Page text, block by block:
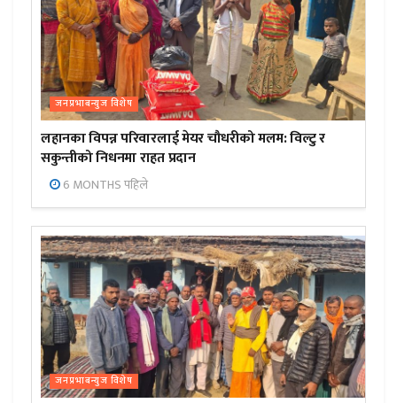
जनप्रभाबन्युज विशेष
लहानका विपन्न परिवारलाई मेयर चौधरीको मलम: विल्टु र
सकुन्तीको निधनमा राहत प्रदान
6 MONTHS पहिले
जनप्रभाबन्युज विशेष